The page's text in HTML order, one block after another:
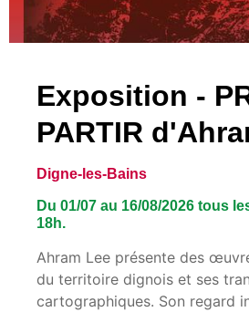
Exposition -
PARTIR
Digne-les-Bains
Du 01/07 au 16/08/2026 tous
18h.
Ahram Lee présente des
du territoire dignois et ses
cartographiques. Son regard